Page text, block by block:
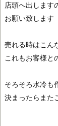
店頭へ出します
お願い致します
売れる時はこん
これもお客様と
そろそろ水冷も
決まったらまた